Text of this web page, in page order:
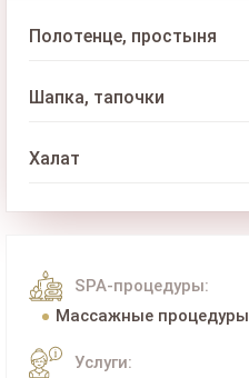
Полотенце, простыня
Шапка, тапочки
Халат
SPA-процедуры:
Массажные процедуры
Услуги: